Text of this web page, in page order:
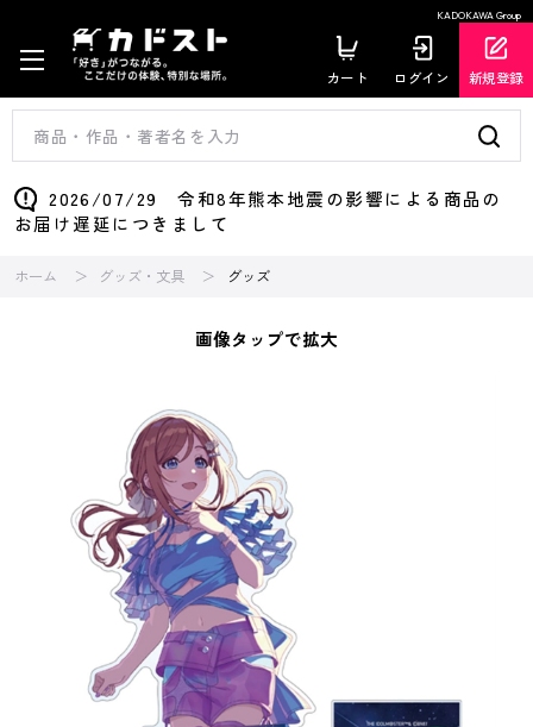
KADOKAWA Group
カート ログイン 新規登録
2026/07/29 令和8年熊本地震の影響による商品の
お届け遅延につきまして
ホーム グッズ・文具 グッズ
画像タップで拡大